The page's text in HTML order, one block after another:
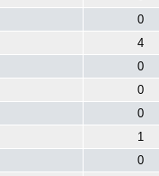
0
4
0
0
0
1
0